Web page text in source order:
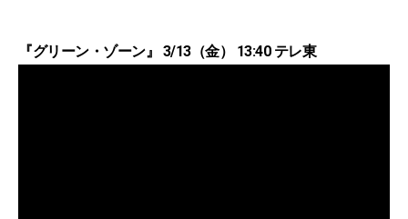
『グリーン・ゾーン』 3/13（金） 13:40 テレ東